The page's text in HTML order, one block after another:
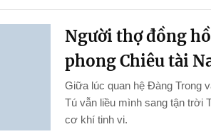
Người thợ đồng
phong Chiêu tài
Giữa lúc quan hệ Đàng Trong
Tú vẫn liều mình sang tận trời
cơ khí tinh vi.